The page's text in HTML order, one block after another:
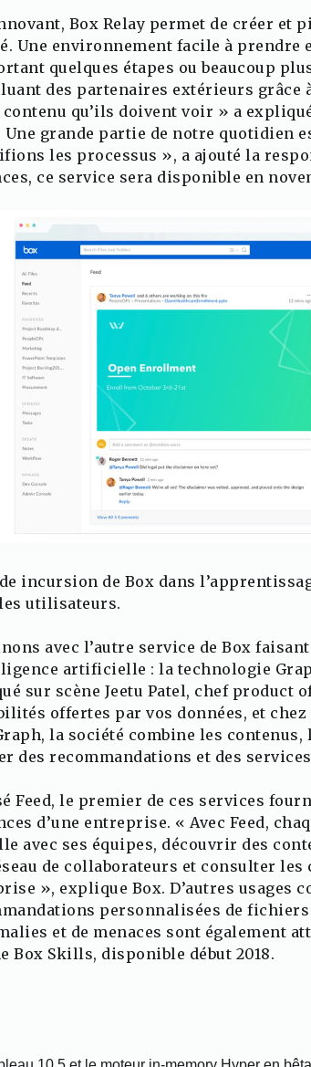
Box Relay permet de créer et
Une environnement facile à
quelques étapes ou beaucoup
des partenaires extérieurs grâce
contenu qu’ils doivent voir » a
Une grande partie de notre quotidien
les processus », a ajouté la
ce service sera disponible en
incursion de Box dans
utilisateurs.
avec l’autre service de Box
artificielle : la technologie
sur scène Jeetu Patel, chef product
offertes par vos données, et chez
la société combine les
des recommandations et des
Feed, le premier de ces services
d’une entreprise. « Avec Feed,
avec ses équipes, découvrir des
de collaborateurs et consulter
», explique Box. D’autres usages
personnalisées de
et de menaces sont également
Box Skills, disponible début 2018.